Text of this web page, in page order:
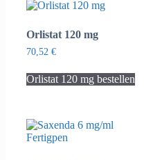
Orlistat 120 mg
70,52 €
Orlistat 120 mg bestellen